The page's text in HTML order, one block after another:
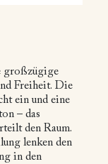
großzügige
Freiheit. Die
ein und eine
– das
den Raum.
lenken den
in den